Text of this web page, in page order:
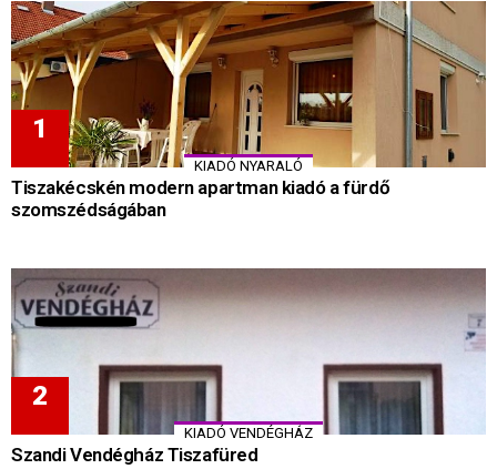
KIADÓ NYARALÓ
Tiszakécskén modern apartman kiadó a fürdő
szomszédságában
KIADÓ VENDÉGHÁZ
Szandi Vendégház Tiszafüred